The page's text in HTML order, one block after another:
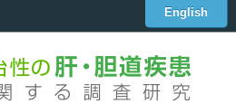
English